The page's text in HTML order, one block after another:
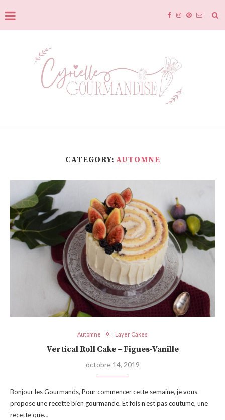
CATEGORY: AUTOMNE
Automne Layer Cakes
Vertical Roll Cake – Figues-Vanille
octobre 14, 2019
Bonjour les Gourmands, Pour commencer cette semaine, je vous
propose une recette bien gourmande. Et fois n’est pas coutume, une
recette que…